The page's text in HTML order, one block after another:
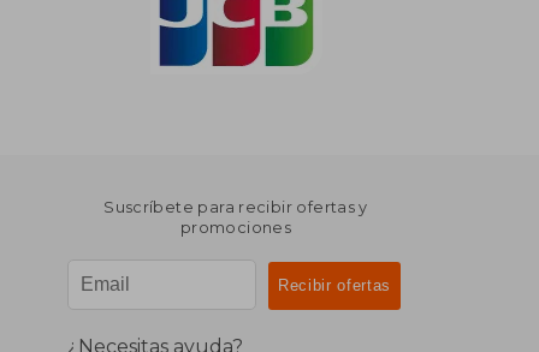
Suscríbete para recibir ofertas y
promociones
¿Necesitas ayuda?